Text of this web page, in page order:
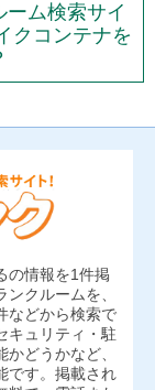
ム検索サイ
クコンテナを
の情報を1件掲
クルームを、
などから検索で
キュリティ・駐
どうかなど、
です。掲載され